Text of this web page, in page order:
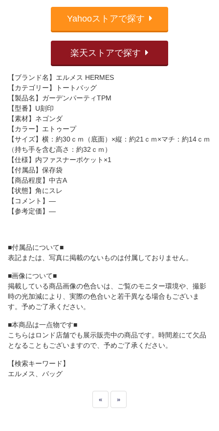
Yahooストアで探す
楽天ストアで探す
【ブランド名】エルメス HERMES
【カテゴリー】トートバッグ
【製品名】ガーデンパーティTPM
【型番】U刻印
【素材】ネゴンダ
【カラー】エトゥープ
【サイズ】横：約30ｃｍ（底面）×縦：約21ｃｍ×マチ：約14ｃｍ
（持ち手を含む高さ：約32ｃｍ）
【仕様】内ファスナーポケット×1
【付属品】保存袋
【商品程度】中古A
【状態】角にスレ
【コメント】―
【参考定価】―
■付属品について■
表記または、写真に掲載のないものは付属しておりません。
■画像について■
掲載している商品画像の色合いは、ご覧のモニター環境や、撮影
時の光加減により、実際の色合いと若干異なる場合もございま
す。予めご了承ください。
■本商品は一点物です■
こちらはロンド店舗でも展示販売中の商品です。時間差にて欠品
となることもございますので、予めご了承ください。
【検索キーワード】
エルメス、バッグ
« »